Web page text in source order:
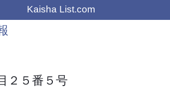
Kaisha List.com
２５番５号